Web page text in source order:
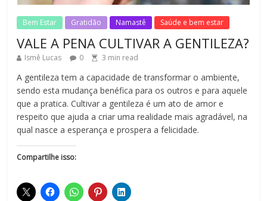
No Comments 1min read
Bem Estar Gratidão Namastê Saúde e bem estar
VALE A PENA CULTIVAR A GENTILEZA?
Ismê Lucas 0 3 min read
A gentileza tem a capacidade de transformar o ambiente,
sendo esta mudança benéfica para os outros e para aquele
que a pratica. Cultivar a gentileza é um ato de amor e
respeito que ajuda a criar uma realidade mais agradável, na
qual nasce a esperança e prospera a felicidade.
Compartilhe isso: